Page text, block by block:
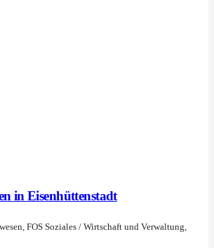
in Eisenhüttenstadt
FOS Soziales / Wirtschaft und Verwaltung,